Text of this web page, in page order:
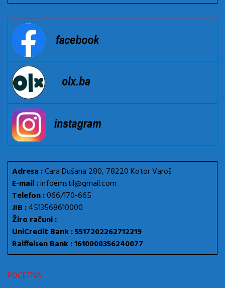
Adresa :Cara Dušana 280, 78220 Kotor Varoš
E-mail :infoemstil@gmail.com
Telefon :066/170-665
JIB :4513568610000
Žiro računi :
UniCredit Bank : 5517202262712219
Raiffeisen Bank : 1610000356240077
POČETNA